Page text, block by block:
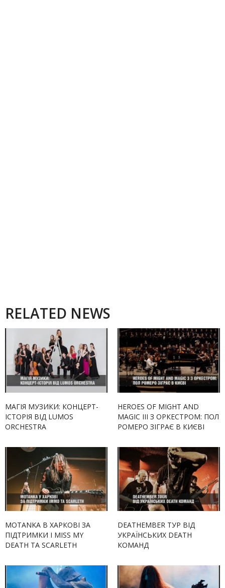
RELATED NEWS
МАГІЯ МУЗИКИ: КОНЦЕРТ-
ІСТОРІЯ ВІД LUMOS
ORCHESTRA
HEROES OF MIGHT AND
MAGIC III З ОРКЕСТРОМ: ПОЛ
РОМЕРО ЗІГРАЄ В КИЄВІ
MOTANKA В ХАРКОВІ ЗА
ПІДТРИМКИ I MISS MY
DEATH ТА SCARLETH
DEATHEMBER ТУР ВІД
УКРАЇНСЬКИХ DEATH
КОМАНД